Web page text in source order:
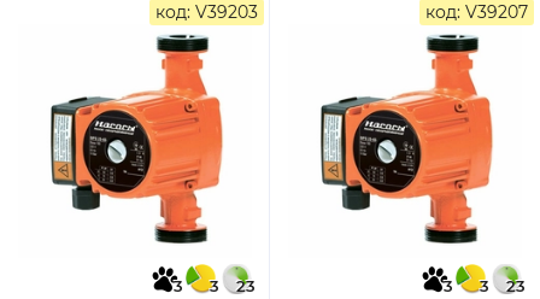
код: V39203
3 3
23
код: V39207
3 3
23